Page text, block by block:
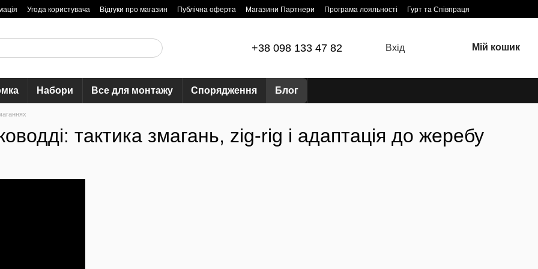
Угода користувача Відгуки про магазин Публічна оферта Магазини Партнери Програма лояльності Гурт та Співпраця
+38 098 133 47 82 Вхід Мій кошик
Набори Все для монтажу Спорядження Блог
тактика змагань, zig-rig і адаптація до жеребу